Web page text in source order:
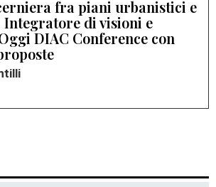
fra piani urbanistici e
di visioni e
DIAC Conference con